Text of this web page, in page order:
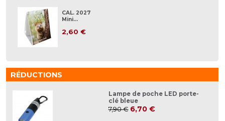
CAL. 2027
Mini...
2,60 €
RÉDUCTIONS
Lampe de poche LED porte-
clé bleue
7,90 € 6,70 €